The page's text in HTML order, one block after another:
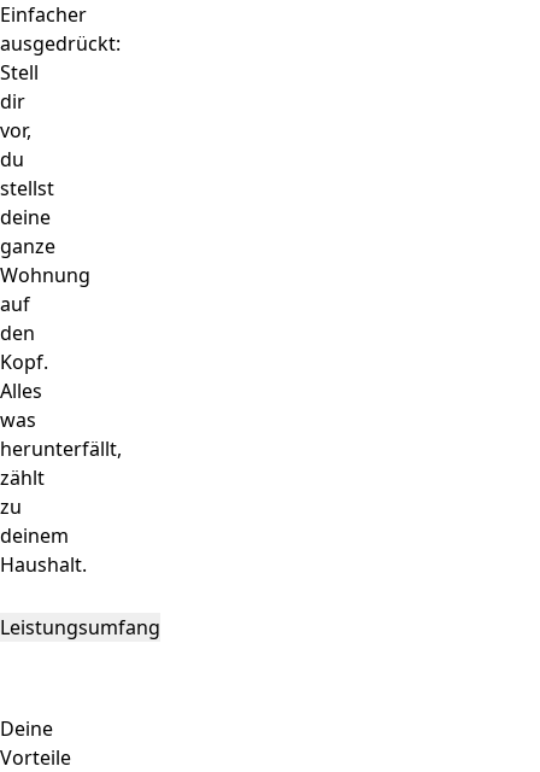
Einfacher
ausgedrückt:
Stell
dir
vor,
du
stellst
deine
ganze
Wohnung
auf
den
Kopf.
Alles
was
herunterfällt,
zählt
zu
deinem
Haushalt.
Leistungsumfang
Deine
Vorteile